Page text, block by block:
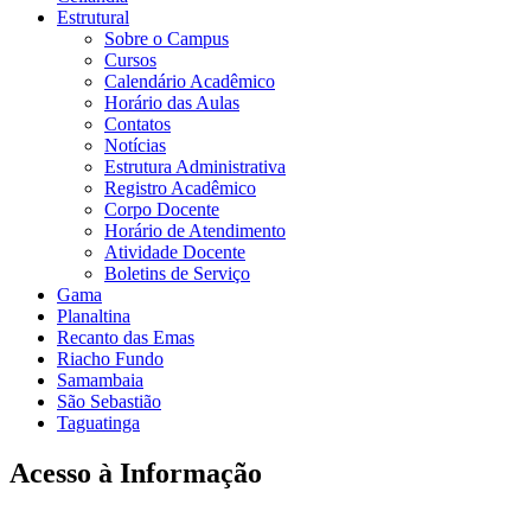
Estrutural
Sobre o Campus
Cursos
Calendário Acadêmico
Horário das Aulas
Contatos
Notícias
Estrutura Administrativa
Registro Acadêmico
Corpo Docente
Horário de Atendimento
Atividade Docente
Boletins de Serviço
Gama
Planaltina
Recanto das Emas
Riacho Fundo
Samambaia
São Sebastião
Taguatinga
Acesso à Informação